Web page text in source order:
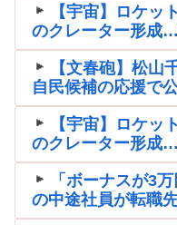
【宇宙】ロケッ
のクレーター形成
【文春砲】松
自民候補の応援で
【宇宙】ロケッ
のクレーター形成
「ボーナスが3
の中途社員が転職